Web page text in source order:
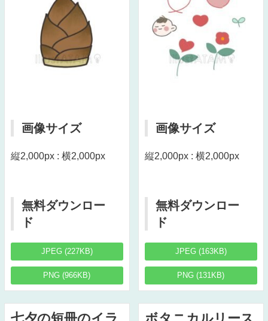
画像サイズ
縦2,000px : 横2,000px
無料ダウンロー
ド
JPEG (227KB)
PNG (966KB)
画像サイズ
縦2,000px : 横2,000px
無料ダウンロー
ド
JPEG (163KB)
PNG (131KB)